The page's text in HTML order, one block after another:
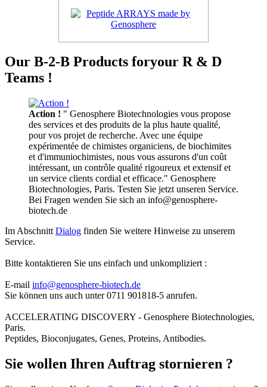
Our B-2-B Products foryour R & D
Teams !
Action ! " Genosphere Biotechnologies vous propose
des services et des produits de la plus haute qualité,
pour vos projet de recherche. Avec une équipe
expérimentée de chimistes organiciens, de biochimites
et d'immuniochimistes, nous vous assurons d'un coût
intéressant, un contrôle qualité rigoureux et extensif et
un service clients cordial et efficace." Genosphere
Biotechnologies, Paris. Testen Sie jetzt unseren Service.
Bei Fragen wenden Sie sich an info@genosphere-
biotech.de
Im Abschnitt Dialog finden Sie weitere Hinweise zu unserem
Service.
Bitte kontaktieren Sie uns einfach und unkompliziert :
E-mail info@genosphere-biotech.de
Sie können uns auch unter 0711 901818-5 anrufen.
ACCELERATING DISCOVERY - Genosphere Biotechnologies,
Paris.
Peptides, Bioconjugates, Genes, Proteins, Antibodies.
Sie wollen Ihren Auftrag stornieren ?